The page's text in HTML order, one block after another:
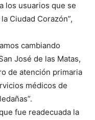
los usuarios que se
Ciudad Corazón”,
cambiando
José de las Matas,
de atención primaria
médicos de
fue readecuada la